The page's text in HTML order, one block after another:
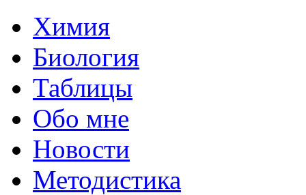
Химия
Биология
Таблицы
Обо мне
Новости
Методистика